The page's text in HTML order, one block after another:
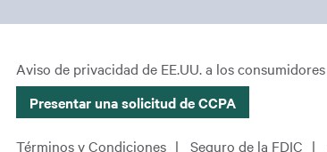
Aviso de privacidad de EE.UU. a los consumidores
Presentar una solicitud de CCPA
Footer Site Map
Términos y Condiciones Seguro de la FDIC